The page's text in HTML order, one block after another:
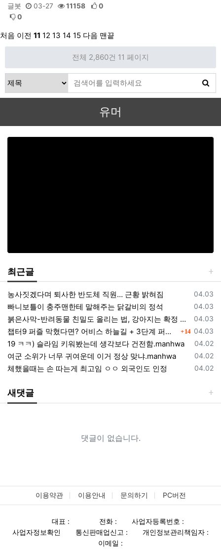
글봇 03-27 11158
0
0
처음 이전 11 12 13 14 15 다음 맨끝
전체 2,860건 11 페이지
유머
최근글
등록일
04.03
농사짓겠다며 퇴사한 반도체 직원… 근황 밝혀짐
등록일
04.03
빠니보틀이 충주맨한테 말해주는 닭갈비의 정석
등록일
04.03
붉은사막-반려동물 친밀도 올리는 법, 강아지는 확정 고양이는 조건 확인
등록일
04.03
챕터9 퍼즐 막혔다면? 어비스 하늘길 + 3단계 퍼즐 공략 순서 정리 (길찾기 포함) 댓글
14
등록일
04.02
19 ㅋㅋ) 슬라임 키워봤는데 생각보다 건전함.manhwa
등록일
04.02
여군 소위가 너무 귀여운데 이거 정상 맞냐.manhwa
등록일
04.02
체했을때는 손 따는게 최고임 ㅇㅇ 외국인도 인정
새댓글
댓글이 없습니다.
이용약관 이용안내 문의하기 PC버전
대표 : 전화 :
사업자등록번호 :
사업자정보확인
통신판매업신고 :
개인정보관리책임자 :
이메일 :